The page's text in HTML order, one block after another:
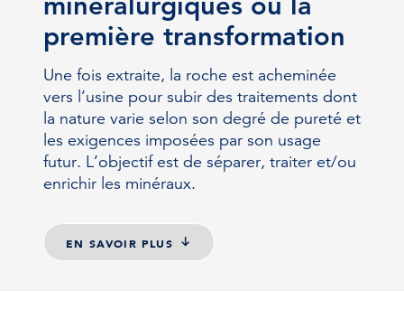
première transformation
Une fois extraite, la roche est acheminée
vers l’usine pour subir des traitements dont
la nature varie selon son degré de pureté et
les exigences imposées par son usage
futur. L’objectif est de séparer, traiter et/ou
enrichir les minéraux.
EN SAVOIR PLUS